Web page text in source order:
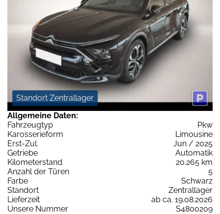
Standort Zentrallager
Allgemeine Daten:
Fahrzeugtyp
Pkw
Karosserieform
Limousine
Erst-Zul.
Jun / 2025
Getriebe
Automatik
Kilometerstand
20.265 km
Anzahl der Türen
5
Farbe
Schwarz
Standort
Zentrallager
Lieferzeit
ab ca. 19.08.2026
Unsere Nummer
S4800209